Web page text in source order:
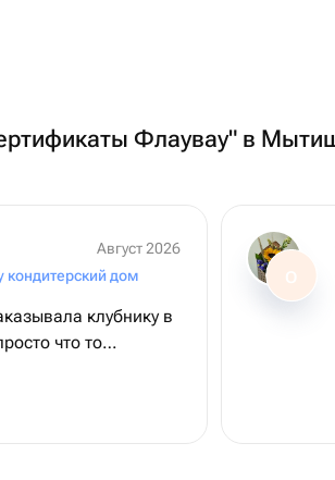
Флаувау" в
Август 2026
кондитерский дом
клубнику в
что то
вкусная и
О